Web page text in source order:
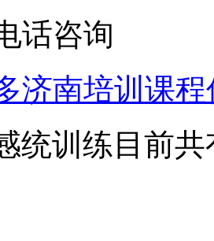
话咨询
济南培训课程
统训练目前